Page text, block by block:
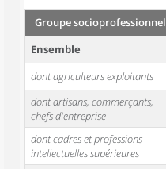
Groupe socioprofessionnel
Ensemble
dont agriculteurs exploitants
dont artisans, commerçants,
chefs d'entreprise
dont cadres et professions
intellectuelles supérieures